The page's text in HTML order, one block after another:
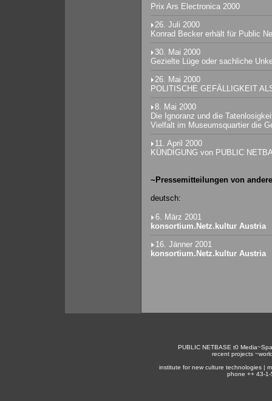
Prix Ars Electronica 2000
26. Juli 2000
Konrad Becker erhält für Public
30. Mai 2000
Gezielte Lüge oder sachliche
26. Mai 2000
POLITISCHE GEFÄLLIGKEIT
8. Mai 2000
Die Ignoranz und die
Vielfalt im Museumsquartier die
11. April 2000
KÜNDIGUNG von PUBLIC
~Pressemitteilungen von
deutsch:
6. März 2001
konsortium.Netz.kultur Austria
16. Jänner 2001
konsortium.Netz.kultur Austria
PUBLIC NETBASE t0
recent projects ~
institute for new culture technologies |
phone ++ 43-